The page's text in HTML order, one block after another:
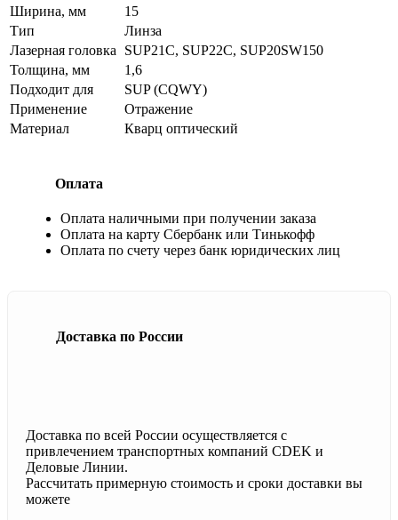
Ширина, мм
15
Тип
Линза
Лазерная головка
SUP21C, SUP22C, SUP20SW150
Толщина, мм
1,6
Подходит для
SUP (CQWY)
Применение
Отражение
Материал
Кварц оптический
Оплата
Оплата наличными при получении заказа
Оплата на карту Сбербанк или Тинькофф
Оплата по счету через банк юридических лиц
Доставка по России
Доставка по всей России осуществляется с
привлечением транспортных компаний CDEK и
Деловые Линии.
Рассчитать примерную стоимость и сроки доставки вы
можете